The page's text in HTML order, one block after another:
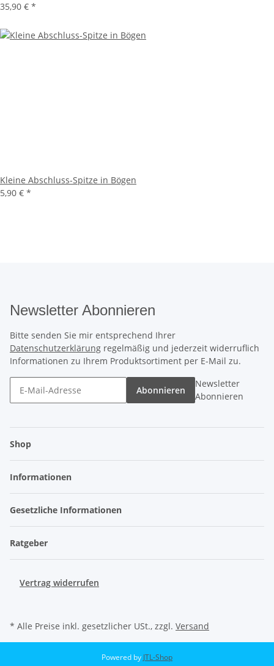
35,90 € *
Kleine Abschluss-Spitze in Bögen
5,90 € *
Newsletter Abonnieren
Bitte senden Sie mir entsprechend Ihrer
Datenschutzerklärung regelmäßig und jederzeit widerruflich
Informationen zu Ihrem Produktsortiment per E-Mail zu.
Abonnieren
Newsletter
Abonnieren
Shop
Informationen
Gesetzliche Informationen
Ratgeber
Vertrag widerrufen
* Alle Preise inkl. gesetzlicher USt., zzgl. Versand
Powered by JTL-Shop